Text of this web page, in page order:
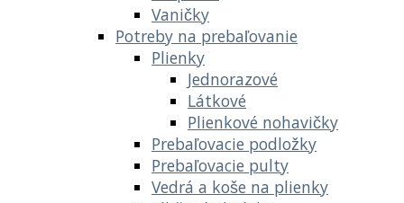
Vaničky
Potreby na prebaľovanie
Plienky
Jednorazové
Látkové
Plienkové nohavičky
Prebaľovacie podložky
Prebaľovacie pulty
Vedrá a koše na plienky